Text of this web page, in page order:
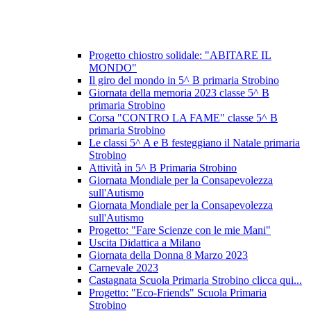
Progetto chiostro solidale: "ABITARE IL
MONDO"
Il giro del mondo in 5^ B primaria Strobino
Giornata della memoria 2023 classe 5^ B
primaria Strobino
Corsa "CONTRO LA FAME" classe 5^ B
primaria Strobino
Le classi 5^ A e B festeggiano il Natale primaria
Strobino
Attività in 5^ B Primaria Strobino
Giornata Mondiale per la Consapevolezza
sull'Autismo
Giornata Mondiale per la Consapevolezza
sull'Autismo
Progetto: "Fare Scienze con le mie Mani"
Uscita Didattica a Milano
Giornata della Donna 8 Marzo 2023
Carnevale 2023
Castagnata Scuola Primaria Strobino clicca qui...
Progetto: "Eco-Friends" Scuola Primaria
Strobino